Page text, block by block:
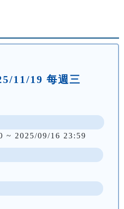
11/19 每週三
~ 2025/09/16 23:59